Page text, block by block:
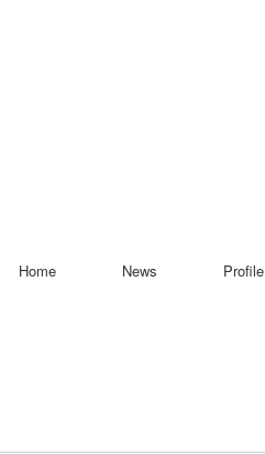
Home News Profile